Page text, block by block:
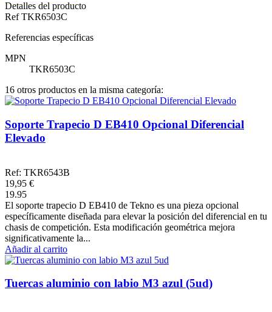
Detalles del producto
RefTKR6503C
Referencias específicas
MPN
TKR6503C
16 otros productos en la misma categoría:
Soporte Trapecio D EB410 Opcional Diferencial
Elevado
Ref: TKR6543B
19,95 €
19.95
El soporte trapecio D EB410 de Tekno es una pieza opcional
específicamente diseñada para elevar la posición del diferencial en tu
chasis de competición. Esta modificación geométrica mejora
significativamente la...
Añadir al carrito
Tuercas aluminio con labio M3 azul (5ud)